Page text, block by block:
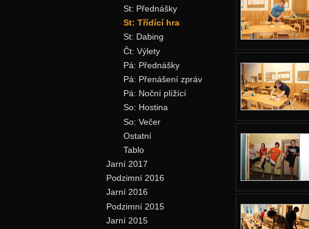
St: Přednášky
St: Třídící hra
St: Dabing
Čt: Výlety
Pá: Přednášky
Pá: Přenášení zpráv
Pá: Noční plížící
So: Hostina
So: Večer
Ostatní
Tablo
Jarní 2017
Podzimní 2016
Jarní 2016
Podzimní 2015
Jarní 2015